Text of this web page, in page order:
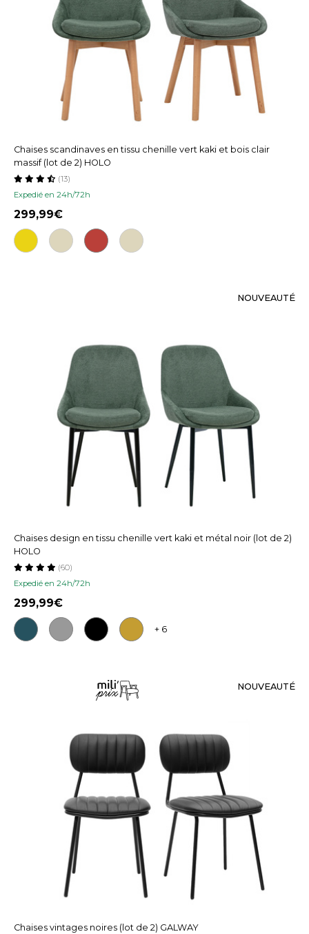
Chaises scandinaves en tissu chenille vert kaki et bois clair
massif (lot de 2) HOLO
Expedié en 24h/72h
(13)
299,99
NOUVEAUTÉ
Chaises design en tissu chenille vert kaki et métal noir (lot de 2)
HOLO
Expedié en 24h/72h
(60)
299,99
+ 6
NOUVEAUTÉ
Chaises vintages noires (lot de 2) GALWAY